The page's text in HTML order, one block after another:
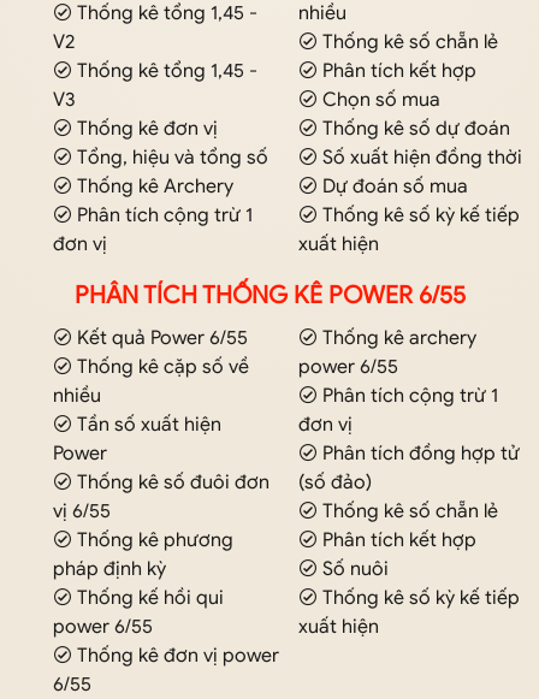
Thống kê tổng 1,45 -
V2
Thống kê tổng 1,45 -
V3
Thống kê đơn vị
Tổng, hiệu và tổng số
Thống kê Archery
Phân tích cộng trừ 1
đơn vị
nhiều
Thống kê số chẵn lẻ
Phân tích kết hợp
Chọn số mua
Thống kê số dự đoán
Số xuất hiện đồng thời
Dự đoán số mua
Thống kê số kỳ kế tiếp
xuất hiện
PHÂN TÍCH THỐNG KÊ POWER 6/55
Kết quả Power 6/55
Thống kê cặp số về
nhiều
Tần số xuất hiện
Power
Thống kê số đuôi đơn
vị 6/55
Thống kê phương
pháp định kỳ
Thống kế hồi qui
power 6/55
Thống kê đơn vị power
6/55
Thống kê archery
power 6/55
Phân tích cộng trừ 1
đơn vị
Phân tích đồng hợp tử
(số đảo)
Thống kê số chẵn lẻ
Phân tích kết hợp
Số nuôi
Thống kê số kỳ kế tiếp
xuất hiện